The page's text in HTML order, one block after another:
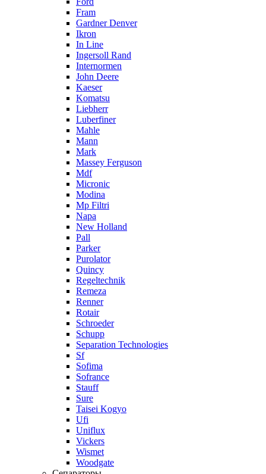
Fram
Gardner Denver
Ikron
In Line
Ingersoll Rand
Internormen
John Deere
Kaeser
Komatsu
Liebherr
Luberfiner
Mahle
Mann
Mark
Massey Ferguson
Mdf
Micronic
Modina
Mp Filtri
Napa
New Holland
Pall
Parker
Purolator
Quincy
Regeltechnik
Remeza
Renner
Rotair
Schroeder
Schupp
Separation Technologies
Sf
Sofima
Sofrance
Stauff
Sure
Taisei Kogyo
Ufi
Uniflux
Vickers
Wismet
Woodgate